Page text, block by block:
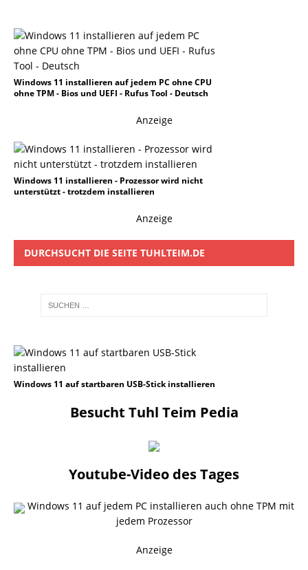
Windows 11 installieren auf jedem PC ohne CPU
ohne TPM - Bios und UEFI - Rufus Tool - Deutsch
Anzeige
Windows 11 installieren - Prozessor wird nicht
unterstützt - trotzdem installieren
Anzeige
DURCHSUCHT DIE SEITE TUHLTEIM.DE
Windows 11 auf startbaren USB-Stick installieren
Besucht Tuhl Teim Pedia
Youtube-Video des Tages
Windows 11 auf jedem PC installieren auch ohne TPM mit
jedem Prozessor
Anzeige